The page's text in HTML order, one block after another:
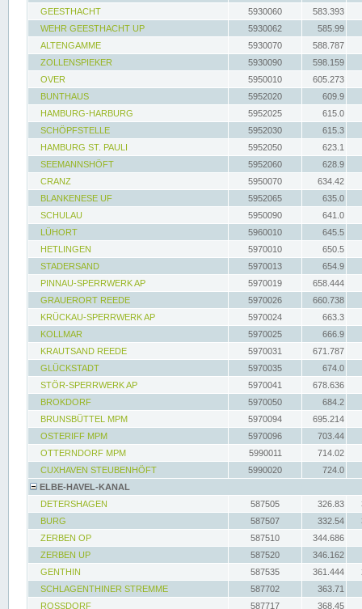
GEESTHACHT
5930060
583.393
WEHR GEESTHACHT UP
5930062
585.99
ALTENGAMME
5930070
588.787
ZOLLENSPIEKER
5930090
598.159
OVER
5950010
605.273
BUNTHAUS
5952020
609.9
HAMBURG-HARBURG
5952025
615.0
SCHÖPFSTELLE
5952030
615.3
HAMBURG ST. PAULI
5952050
623.1
SEEMANNSHÖFT
5952060
628.9
CRANZ
5950070
634.42
BLANKENESE UF
5952065
635.0
SCHULAU
5950090
641.0
LÜHORT
5960010
645.5
HETLINGEN
5970010
650.5
STADERSAND
5970013
654.9
PINNAU-SPERRWERK AP
5970019
658.444
GRAUERORT REEDE
5970026
660.738
KRÜCKAU-SPERRWERK AP
5970024
663.3
KOLLMAR
5970025
666.9
KRAUTSAND REEDE
5970031
671.787
GLÜCKSTADT
5970035
674.0
STÖR-SPERRWERK AP
5970041
678.636
BROKDORF
5970050
684.2
BRUNSBÜTTEL MPM
5970094
695.214
OSTERIFF MPM
5970096
703.44
OTTERNDORF MPM
5990011
714.02
CUXHAVEN STEUBENHÖFT
5990020
724.0
ELBE-HAVEL-KANAL
DETERSHAGEN
587505 326.83
BURG
587507 332.54
ZERBEN OP
587510
344.686
ZERBEN UP
587520
346.162
GENTHIN
587535 361.444
SCHLAGENTHINER STREMME
587702
363.71
ROSSDORF
587717 368.45